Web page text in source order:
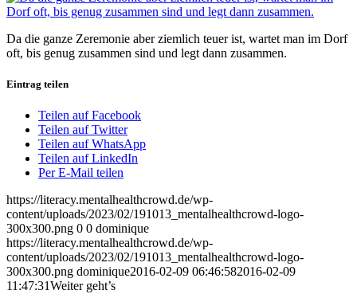
Da die ganze Zeremonie aber ziemlich teuer ist, wartet man im Dorf
oft, bis genug zusammen sind und legt dann zusammen.
Eintrag teilen
Teilen auf Facebook
Teilen auf Twitter
Teilen auf WhatsApp
Teilen auf LinkedIn
Per E-Mail teilen
https://literacy.mentalhealthcrowd.de/wp-
content/uploads/2023/02/191013_mentalhealthcrowd-logo-
300x300.png 0 0 dominique
https://literacy.mentalhealthcrowd.de/wp-
content/uploads/2023/02/191013_mentalhealthcrowd-logo-
300x300.png dominique2016-02-09 06:46:582016-02-09
11:47:31Weiter geht’s